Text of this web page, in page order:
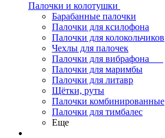
Палочки и колотушки
Барабанные палочки
Палочки для ксилофона
Палочки для колокольчиков
Чехлы для палочек
Палочки для вибрафона
Палочки для маримбы
Палочки для литавр
Щётки, руты
Палочки комбинированные
Палочки для тимбалес
Еще